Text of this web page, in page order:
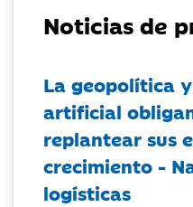
Noticias de
La geopolítica
artificial
replantear sus
crecimiento -
logísticas